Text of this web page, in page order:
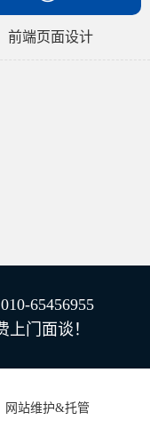
前端页面设计
65456955
上门面谈！
网站维护&托管